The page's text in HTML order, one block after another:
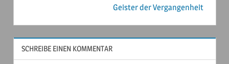
Geister der Vergangenheit
SCHREIBE EINEN KOMMENTAR